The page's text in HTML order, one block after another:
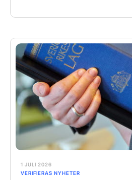
1 JULI 2026
VERIFIERAS NYHETER